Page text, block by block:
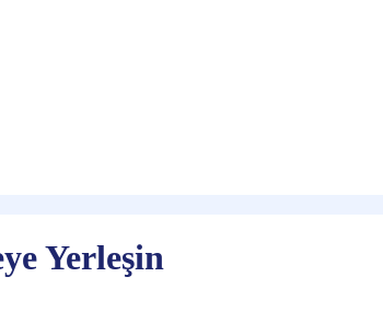
Yerleşin